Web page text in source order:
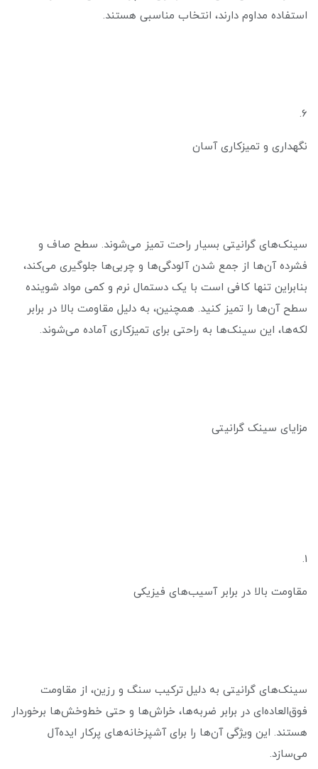
استفاده مداوم دارند، انتخاب مناسبی هستند.
6.
نگهداری و تمیزکاری آسان
سینک‌های گرانیتی بسیار راحت تمیز می‌شوند. سطح صاف و
فشرده آن‌ها از جمع شدن آلودگی‌ها و چربی‌ها جلوگیری می‌کند،
بنابراین تنها کافی است با یک دستمال نرم و کمی مواد شوینده
سطح آن‌ها را تمیز کنید. همچنین، به دلیل مقاومت بالا در برابر
لکه‌ها، این سینک‌ها به راحتی برای تمیزکاری آماده می‌شوند.
مزایای سینک گرانیتی
1.
مقاومت بالا در برابر آسیب‌های فیزیکی
سینک‌های گرانیتی به دلیل ترکیب سنگ و رزین، از مقاومت
فوق‌العاده‌ای در برابر ضربه‌ها، خراش‌ها و حتی خط‌وخش‌ها برخوردار
هستند. این ویژگی آن‌ها را برای آشپزخانه‌های پرکار ایده‌آل
می‌سازد.